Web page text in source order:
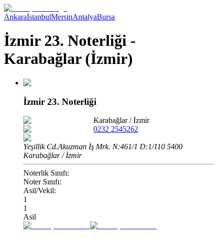
AnkaraİstanbulMersinAntalyaBursa
İzmir 23. Noterliği -
Karabağlar (İzmir)
İzmir 23. Noterliği
Karabağlar/İzmir
0232 2545262
Yeşillik Cd.Akuzman İş Mrk. N:461/1 D:1/110 5400
Karabağlar / İzmir
Noterlik Sınıfı:
Noter Sınıfı:
Asil/Vekil:
1
1
Asil